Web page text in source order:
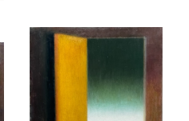
话，向观众分享他的工作方式及
访。内容由万一空间整理，并经
（艺术家）